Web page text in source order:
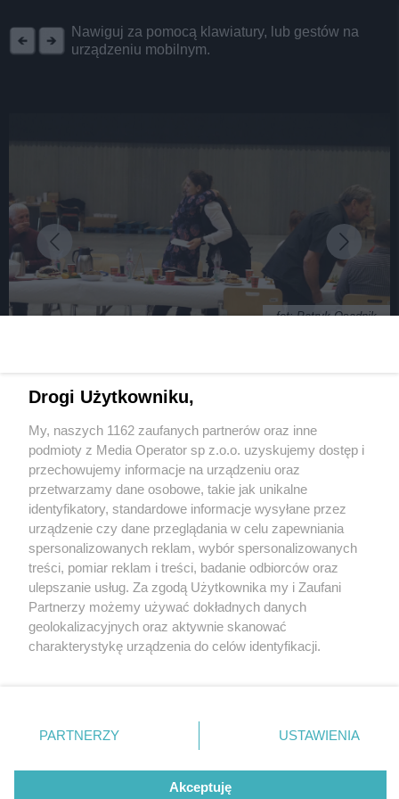
Nawiguj za pomocą klawiatury, lub gestów na
urządzeniu mobilnym.
fot: Patryk Osadnik
potrzebujących w Metropolii
1 / 5
Wigilia
Wydawca mediów lokalnych
Nie zapomnij
zapoznać się z:
polityką prywatności regulamin korzystania z portali
Twojemiasto
Piekary Śląskie
Chorzów
Tarnowskie Góry
Gliwice
Skontakuj sięz nami
Kontakt
Wydawca
Redakcja
Drogi Użytkowniku,
My, naszych 1162 zaufanych partnerów oraz inne
podmioty z Media Operator sp z.o.o. uzyskujemy dostęp i
przechowujemy informacje na urządzeniu oraz
przetwarzamy dane osobowe, takie jak unikalne
identyfikatory, standardowe informacje wysyłane przez
urządzenie czy dane przeglądania w celu zapewniania
spersonalizowanych reklam, wybór spersonalizowanych
treści, pomiar reklam i treści, badanie odbiorców oraz
ulepszanie usług. Za zgodą Użytkownika my i Zaufani
Partnerzy możemy używać dokładnych danych
geolokalizacyjnych oraz aktywnie skanować
charakterystykę urządzenia do celów identyfikacji.
zmienić/wycofać klikając przycisk ustawień prywatności
znajdujący się w lewym dolnym rogu strony
rodzaje przetwarzania danych nie wymagają zgody
użytkownika, ale masz prawo sprzeciwić się takiemu
PARTNERZY USTAWIENIA
Akceptuję